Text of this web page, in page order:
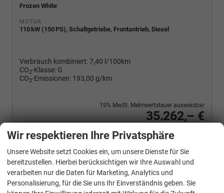
Frozen White
MOTOR
110 kW (150 PS), Schaltgetriebe, Frontantrieb, Diesel
Verbrauch kombiniert:7,40 l/100km
CO2-Klasse: G
CO2-Emissionen: 193,00 g/km
35.262,– €
19% MwSt. Mehrwertsteuer ausweisbar
Wir rufen Sie an
PDF-Fahrzeugexposé drucken
Fahrzeug drucken, parken oder vergleichen
Ford Transit Custom
Trend 320L2 SHZ Kam Temp PDC 3S
Wir respektieren Ihre Privatsphäre
Unsere Website setzt Cookies ein, um unsere Dienste für Sie
bereitzustellen. Hierbei berücksichtigen wir Ihre Auswahl und
verarbeiten nur die Daten für Marketing, Analytics und
Personalisierung, für die Sie uns Ihr Einverständnis geben. Sie